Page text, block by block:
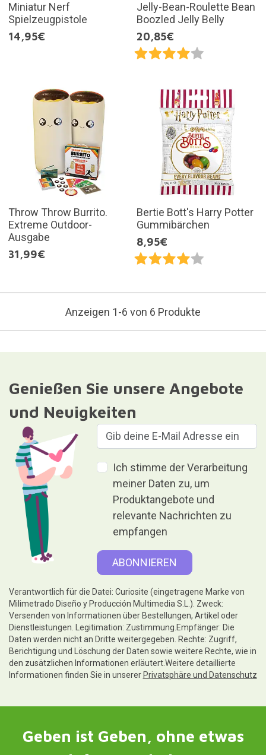
Miniatur Nerf
Spielzeugpistole
14,95€
Jelly-Bean-Roulette Bean
Boozled Jelly Belly
20,85€
Throw Throw Burrito.
Extreme Outdoor-
Ausgabe
31,99€
Bertie Bott's Harry Potter
Gummibärchen
8,95€
Anzeigen 1-6 von 6 Produkte
Genießen Sie unsere Angebote
und Neuigkeiten
Ich stimme der Verarbeitung
meiner Daten zu, um
Produktangebote und
relevante Nachrichten zu
empfangen
Verantwortlich für die Datei: Curiosite (eingetragene Marke von
Milimetrado Diseño y Producción Multimedia S.L.). Zweck:
Versenden von Informationen über Bestellungen, Artikel oder
Dienstleistungen. Legitimation: Zustimmung.Empfänger: Die
Daten werden nicht an Dritte weitergegeben. Rechte: Zugriff,
Berichtigung und Löschung der Daten sowie weitere Rechte, wie in
den zusätzlichen Informationen erläutert.Weitere detaillierte
Informationen finden Sie in unserer Privatsphäre und Datenschutz
Geben ist Geben, ohne etwas